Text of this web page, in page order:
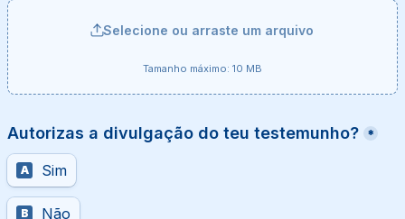
Selecione ou arraste um arquivo
Tamanho máximo: 10 MB
Autorizas a divulgação do teu testemunho? *
A Sim
B Não